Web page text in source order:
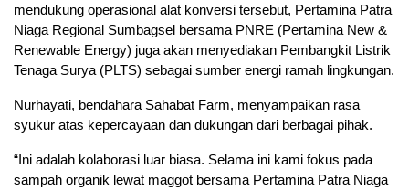
mendukung operasional alat konversi tersebut, Pertamina Patra
Niaga Regional Sumbagsel bersama PNRE (Pertamina New &
Renewable Energy) juga akan menyediakan Pembangkit Listrik
Tenaga Surya (PLTS) sebagai sumber energi ramah lingkungan.
Nurhayati, bendahara Sahabat Farm, menyampaikan rasa
syukur atas kepercayaan dan dukungan dari berbagai pihak.
“Ini adalah kolaborasi luar biasa. Selama ini kami fokus pada
sampah organik lewat maggot bersama Pertamina Patra Niaga